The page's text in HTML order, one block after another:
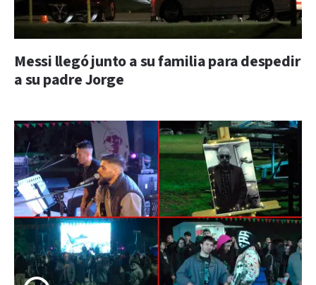
Messi llegó junto a su familia para despedir
a su padre Jorge